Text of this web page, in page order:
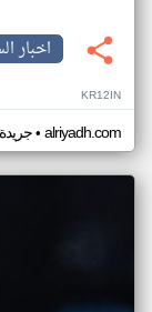
اخبار
KR12IN
• alriyadh.com